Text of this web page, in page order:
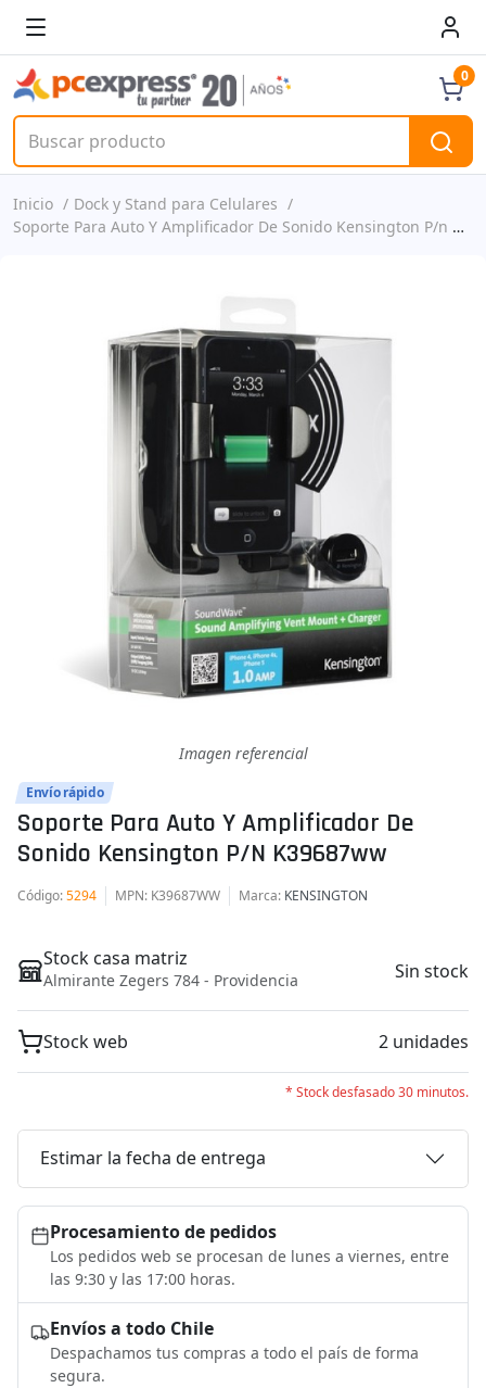
0
Inicio
Dock y Stand para Celulares
Soporte Para Auto Y Amplificador De Sonido Kensington P/n K39687ww
Imagen referencial
Envío rápido
Soporte Para Auto Y Amplificador De
Sonido Kensington P/n K39687ww
Código:5294 MPN: K39687WW Marca: KENSINGTON
Stock casa matriz
Almirante Zegers 784 - Providencia Sin stock
Stock web 2 unidades
* Stock desfasado 30 minutos.
Estimar la fecha de entrega
Procesamiento de pedidos
Los pedidos web se procesan de lunes a viernes, entre
las 9:30 y las 17:00 horas.
Envíos a todo Chile
Despachamos tus compras a todo el país de forma
segura.